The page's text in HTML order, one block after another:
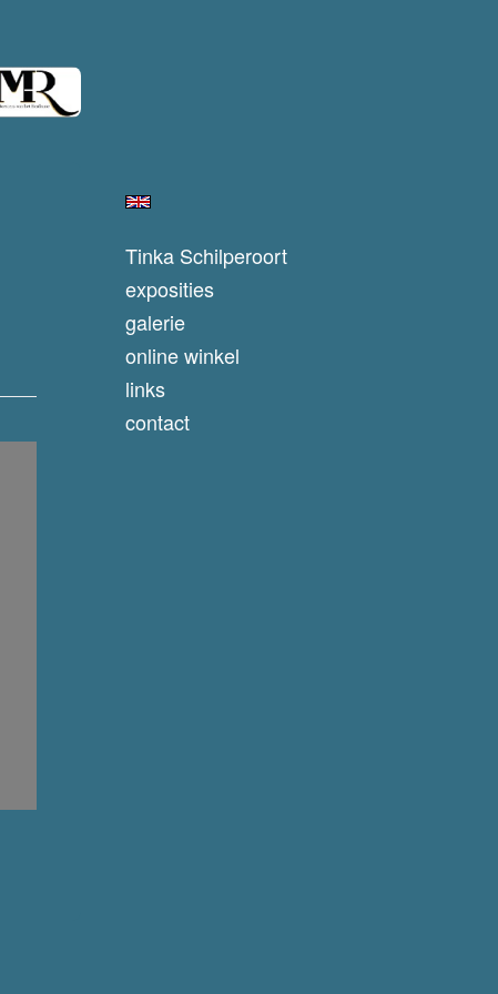
Tinka Schilperoort
exposities
galerie
online winkel
links
contact